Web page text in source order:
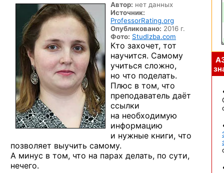
Автор: нет данных
Источник:
ProfessorRating.org
Опубликовано: 2016 г.
Фото: StudIzba.com
Кто захочет, тот
научится. Самому
учиться сложно,
но что поделать.
Плюс в том, что
преподаватель даёт
ссылки
на необходимую
информацию
и нужные книги, что
позволяет выучить самому.
А минус в том, что на парах делать, по сути,
нечего.